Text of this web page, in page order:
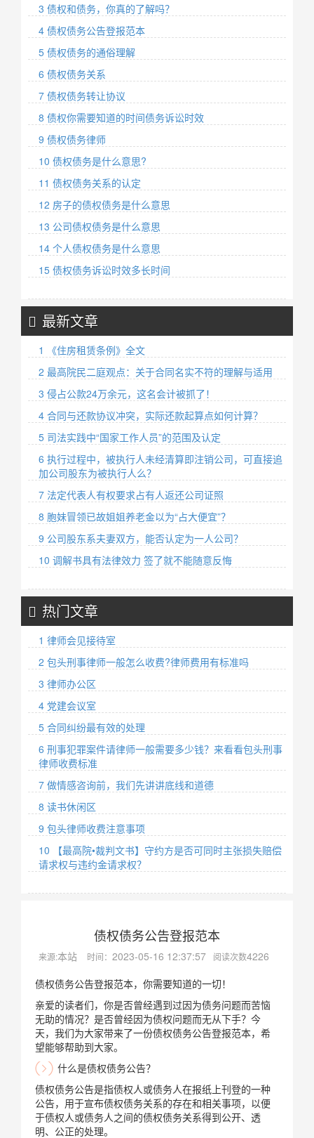
3 债权和债务，你真的了解吗？
4 债权债务公告登报范本
5 债权债务的通俗理解
6 债权债务关系
7 债权债务转让协议
8 债权你需要知道的时间债务诉讼时效
9 债权债务律师
10 债权债务是什么意思?
11 债权债务关系的认定
12 房子的债权债务是什么意思
13 公司债权债务是什么意思
14 个人债权债务是什么意思
15 债权债务诉讼时效多长时间
最新文章
1 《住房租赁条例》全文
2 最高院民二庭观点：关于合同名实不符的理解与适用
3 侵占公款24万余元，这名会计被抓了！
4 合同与还款协议冲突，实际还款起算点如何计算？
5 司法实践中“国家工作人员”的范围及认定
6 执行过程中，被执行人未经清算即注销公司，可直接追
加公司股东为被执行人么？
7 法定代表人有权要求占有人返还公司证照
8 胞妹冒领已故姐姐养老金以为“占大便宜”？
9 公司股东系夫妻双方，能否认定为一人公司？
10 调解书具有法律效力 签了就不能随意反悔
热门文章
1 律师会见接待室
2 包头刑事律师一般怎么收费?律师费用有标准吗
3 律师办公区
4 党建会议室
5 合同纠纷最有效的处理
6 刑事犯罪案件请律师一般需要多少钱？来看看包头刑事
律师收费标准
7 做情感咨询前，我们先讲讲底线和道德
8 读书休闲区
9 包头律师收费注意事项
10 【最高院•裁判文书】守约方是否可同时主张损失赔偿
请求权与违约金请求权？
债权债务公告登报范本
来源:本站 时间： 2023-05-16 12:37:57 阅读次数4226
债权债务公告登报范本，你需要知道的一切！
亲爱的读者们，你是否曾经遇到过因为债务问题而苦恼
无助的情况？是否曾经因为债权问题而无从下手？今
天，我们为大家带来了一份债权债务公告登报范本，希
望能够帮助到大家。
什么是债权债务公告？
债权债务公告是指债权人或债务人在报纸上刊登的一种
公告，用于宣布债权债务关系的存在和相关事项，以便
于债权人或债务人之间的债权债务关系得到公开、透
明、公正的处理。